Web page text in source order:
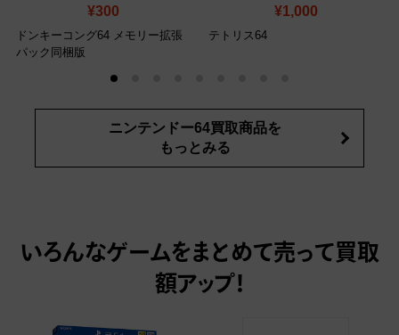
¥300
ドンキーコング64 メモリー拡張
パック同梱版
¥1,000
テトリス64
ニンテンドー64買取商品を
もっとみる
いろんなゲームをまとめて売って 買取
額アップ！